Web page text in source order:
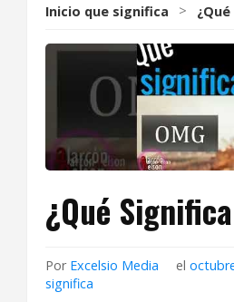
Inicio que significa >
¿Qué
Por Excelsio Media el
significa